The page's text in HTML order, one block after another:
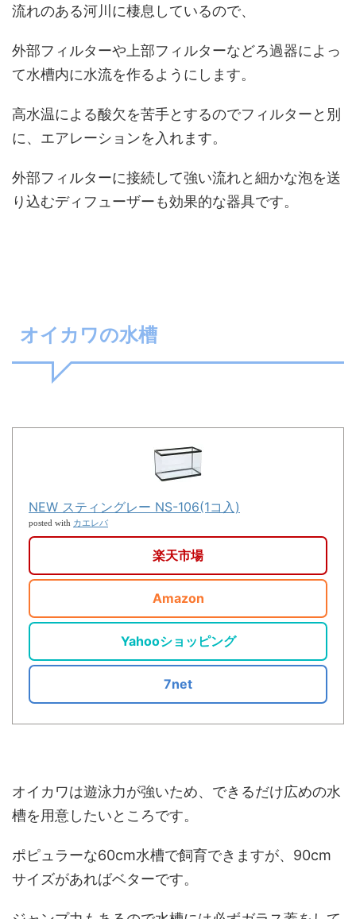
流れのある河川に棲息しているので、
外部フィルターや上部フィルターなどろ過器によっ
て水槽内に水流を作るようにします。
高水温による酸欠を苦手とするのでフィルターと別
に、エアレーションを入れます。
外部フィルターに接続して強い流れと細かな泡を送
り込むディフューザーも効果的な器具です。
オイカワの水槽
NEW スティングレー NS-106(1コ入)
posted with カエレバ
楽天市場
Amazon
Yahooショッピング
7net
オイカワは遊泳力が強いため、できるだけ広めの水
槽を用意したいところです。
ポピュラーな60cm水槽で飼育できますが、90cm
サイズがあればベターです。